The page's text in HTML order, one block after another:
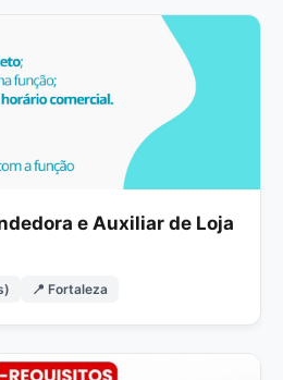
e Auxiliar de Loja
📍 Fortaleza